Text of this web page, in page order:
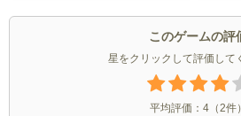
このゲームの評
星をクリックして評価して
平均評価： 4 （2件）